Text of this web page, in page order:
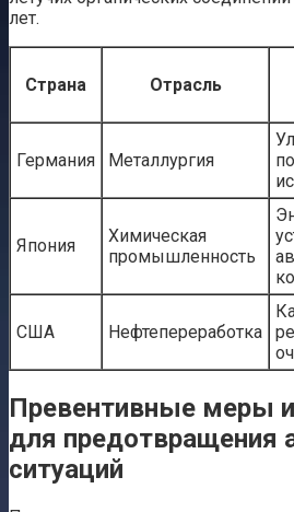
лет.
Страна Отрасль
Германия Металлургия
Япония
Химическая
промышленность
США Нефтепереработка
Превентивные меры и
для предотвращения
ситуаций